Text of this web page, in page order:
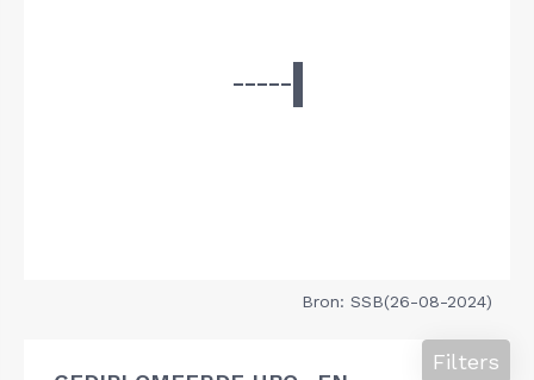
Bron: SSB(26-08-2024)
Filters